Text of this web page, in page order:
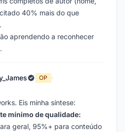
40% mais do que
aprendendo a reconhecer
OP
·
Eis minha síntese:
mínimo de qualidade:
geral, 95%+ para conteúdo